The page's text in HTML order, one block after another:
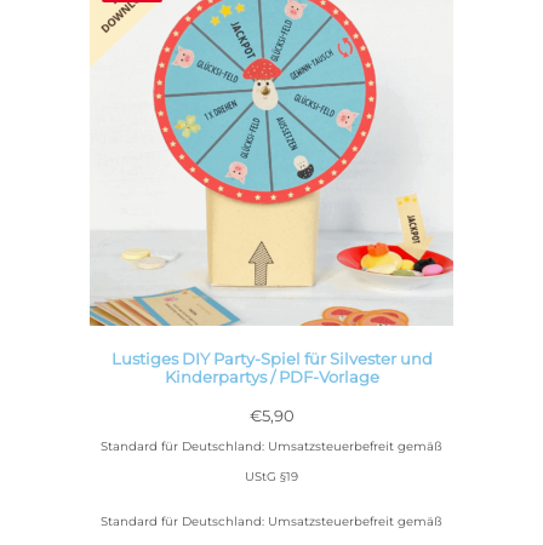
Lustiges DIY Party-Spiel für Silvester und
Kinderpartys / PDF-Vorlage
€5,90
Standard für Deutschland: Umsatzsteuerbefreit gemäß
UStG §19
Standard für Deutschland: Umsatzsteuerbefreit gemäß